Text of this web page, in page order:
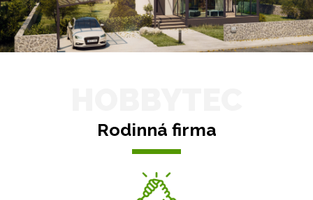
Rodinná firma